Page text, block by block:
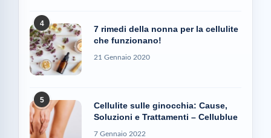
4
7 rimedi della nonna per la cellulite
che funzionano!
21 Gennaio 2020
5
Cellulite sulle ginocchia: Cause,
Soluzioni e Trattamenti – Cellublue
7 Gennaio 2022